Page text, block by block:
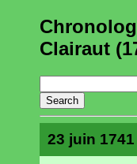
Clairaut
23 juin 1741